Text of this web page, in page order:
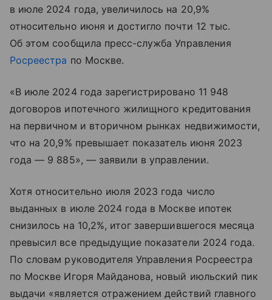
в июле 2024 года, увеличилось на 20,9%
относительно июня и достигло почти 12 тыс.
Об этом сообщила пресс-служба Управления
Росреестра по Москве.
«В июле 2024 года зарегистрировано 11 948
договоров ипотечного жилищного кредитования
на первичном и вторичном рынках недвижимости,
что на 20,9% превышает показатель июня 2023
года — 9 885», — заявили в управлении.
Хотя относительно июля 2023 года число
выданных в июле 2024 года в Москве ипотек
снизилось на 10,2%, итог завершившегося месяца
превысил все предыдущие показатели 2024 года.
По словам руководителя Управления Росреестра
по Москве Игоря Майданова, новый июльский пик
выдачи «является отражением действий главного